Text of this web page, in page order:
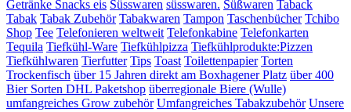
Getränke Snacks eis Süsswaren süsswaren. Süßwaren Taback
Tabak Tabak Zubehör Tabakwaren Tampon Taschenbücher Tchibo
Shop Tee Telefonieren weltweit Telefonkabine Telefonkarten
Tequila Tiefkühl-Ware Tiefkühlpizza Tiefkühlprodukte:Pizzen
Tiefkühlwaren Tierfutter Tips Toast Toilettenpapier Torten
Trockenfisch über 15 Jahren direkt am Boxhagener Platz über 400
Bier Sorten DHL Paketshop überregionale Biere (Wulle)
umfangreiches Grow zubehör Umfangreiches Tabakzubehör Unsere